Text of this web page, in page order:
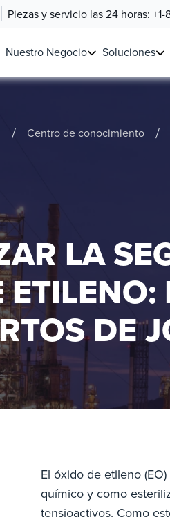
Piezas y servicio las 24 horas:
Nuestro Negocio Soluciones
/ Centro de conocimiento /
LA
DE
El óxido de etileno
químico y como
tensioactivos. Como